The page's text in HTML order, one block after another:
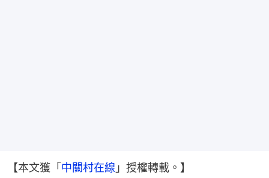
【本文獲「 中關村在線 」授權轉載。】